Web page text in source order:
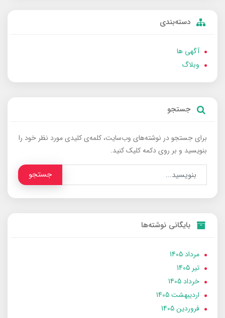
دسته‌بندی
آگهی ها
وبلاگ
جستجو
برای جستجو در نوشته‌های وب‌سایت، کلمه‌ی کلیدی مورد نظر خود را
بنویسید و بر روی دکمه کلیک کنید.
جستجو
بایگانی نوشته‌ها
مرداد 1405
تير 1405
خرداد 1405
ارديبهشت 1405
فروردین 1405